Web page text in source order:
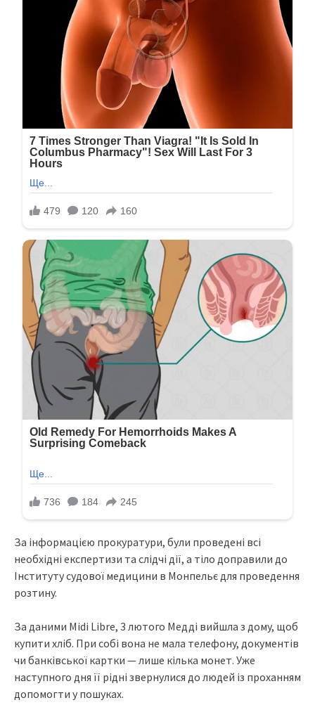
За інформацією прокуратури, були проведені всі
необхідні експертизи та слідчі дії, а тіло доправили до
Інституту судової медицини в Монпельє для проведення
розтину.
За даними Midi Libre, 3 лютого Медді вийшла з дому, щоб
купити хліб. При собі вона не мала телефону, документів
чи банківської картки — лише кілька монет. Уже
наступного дня її рідні звернулися до людей із проханням
допомогти у пошуках.